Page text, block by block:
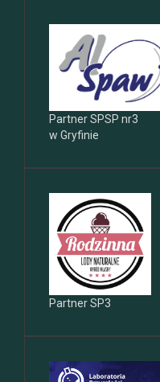
Partner SPSP nr3
w Gryfinie
Partner SP3